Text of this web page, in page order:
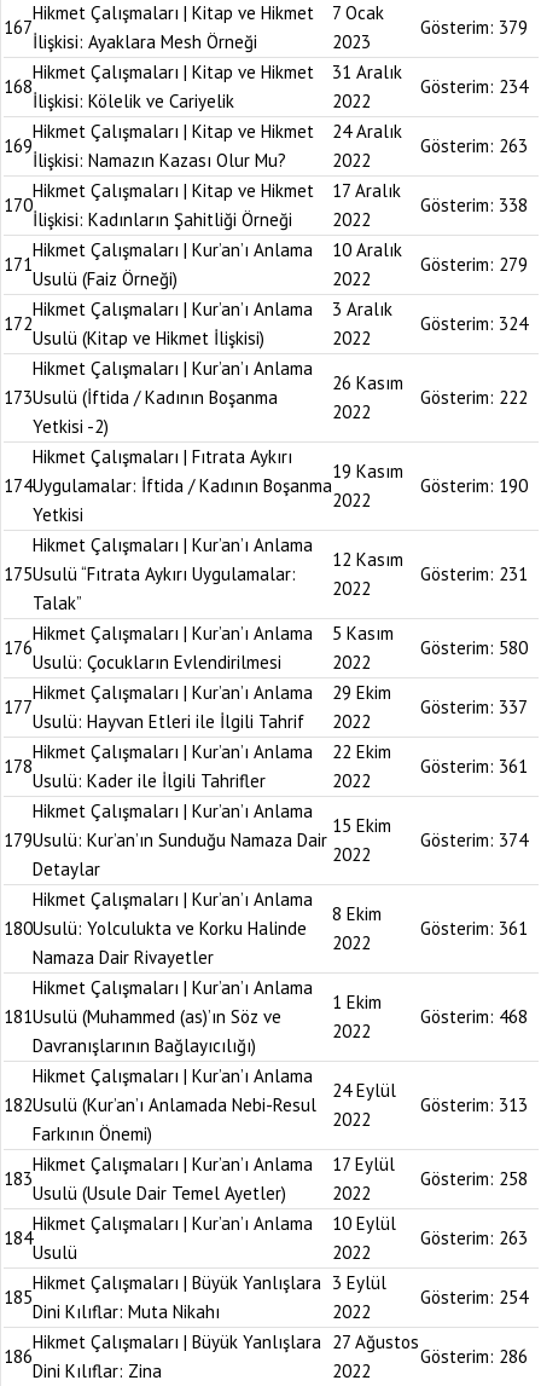
167
Hikmet Çalışmaları | Kitap ve Hikmet
İlişkisi: Ayaklara Mesh Örneği
7 Ocak
2023
Gösterim: 379
168
Hikmet Çalışmaları | Kitap ve Hikmet
İlişkisi: Kölelik ve Cariyelik
31 Aralık
2022
Gösterim: 234
169
Hikmet Çalışmaları | Kitap ve Hikmet
İlişkisi: Namazın Kazası Olur Mu?
24 Aralık
2022
Gösterim: 263
170
Hikmet Çalışmaları | Kitap ve Hikmet
İlişkisi: Kadınların Şahitliği Örneği
17 Aralık
2022
Gösterim: 338
171
Hikmet Çalışmaları | Kur’an’ı Anlama
Usulü (Faiz Örneği)
10 Aralık
2022
Gösterim: 279
172
Hikmet Çalışmaları | Kur’an’ı Anlama
Usulü (Kitap ve Hikmet İlişkisi)
3 Aralık
2022
Gösterim: 324
173
Hikmet Çalışmaları | Kur’an’ı Anlama
Usulü (İftida / Kadının Boşanma
Yetkisi -2)
26 Kasım
2022
Gösterim: 222
174
Hikmet Çalışmaları | Fıtrata Aykırı
Uygulamalar: İftida / Kadının Boşanma
Yetkisi
19 Kasım
2022
Gösterim: 190
175
Hikmet Çalışmaları | Kur’an’ı Anlama
Usulü “Fıtrata Aykırı Uygulamalar:
Talak”
12 Kasım
2022
Gösterim: 231
176
Hikmet Çalışmaları | Kur’an’ı Anlama
Usulü: Çocukların Evlendirilmesi
5 Kasım
2022
Gösterim: 580
177
Hikmet Çalışmaları | Kur’an’ı Anlama
Usulü: Hayvan Etleri ile İlgili Tahrif
29 Ekim
2022
Gösterim: 337
178
Hikmet Çalışmaları | Kur’an’ı Anlama
Usulü: Kader ile İlgili Tahrifler
22 Ekim
2022
Gösterim: 361
179
Hikmet Çalışmaları | Kur’an’ı Anlama
Usulü: Kur’an’ın Sunduğu Namaza Dair
Detaylar
15 Ekim
2022
Gösterim: 374
180
Hikmet Çalışmaları | Kur’an’ı Anlama
Usulü: Yolculukta ve Korku Halinde
Namaza Dair Rivayetler
8 Ekim
2022
Gösterim: 361
181
Hikmet Çalışmaları | Kur’an’ı Anlama
Usulü (Muhammed (as)’ın Söz ve
Davranışlarının Bağlayıcılığı)
1 Ekim
2022
Gösterim: 468
182
Hikmet Çalışmaları | Kur’an’ı Anlama
Usulü (Kur’an’ı Anlamada Nebi-Resul
Farkının Önemi)
24 Eylül
2022
Gösterim: 313
183
Hikmet Çalışmaları | Kur’an’ı Anlama
Usulü (Usule Dair Temel Ayetler)
17 Eylül
2022
Gösterim: 258
184
Hikmet Çalışmaları | Kur’an’ı Anlama
Usulü
10 Eylül
2022
Gösterim: 263
185
Hikmet Çalışmaları | Büyük Yanlışlara
Dini Kılıflar: Muta Nikahı
3 Eylül
2022
Gösterim: 254
186
Hikmet Çalışmaları | Büyük Yanlışlara
Dini Kılıflar: Zina
27 Ağustos
2022
Gösterim: 286